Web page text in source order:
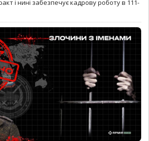
і нині забезпечує кадрову роботу в 111-